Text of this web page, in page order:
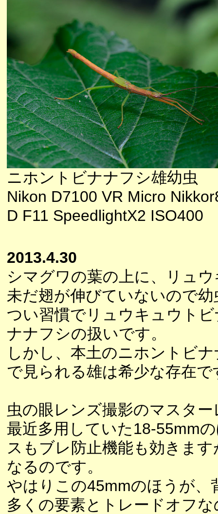
ニホントビナナフシ雄幼虫
Nikon D7100 VR Micro
D F11 SpeedlightX2 ISO400
2013.4.30
シマグワの葉の上に、リュ
未だ翅が伸びていないので
つい習慣でリュウキュウト
ナナフシの扱いです。
しかし、本土のニホントビ
で見られる雄は希少な存在で
虫の眼レンズ撮影のマスタ
最近多用していた18-55mm
スもブレ防止機能も効きま
なるのです。
やはりこの45mmのほうが、
多くの要素とトレードオフ